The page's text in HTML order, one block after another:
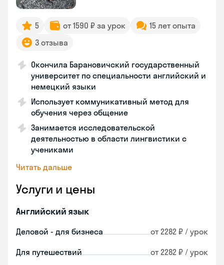
5 от 1590 ₽ за урок
15 лет опыта
3 отзыва
Окончила Барановичский государственный
университет по специальности английский и
немецкий языки
Использует коммуникативный метод для
обучения через общение
Занимается исследовательской
деятельностью в области лингвистики с
учениками
Читать дальше
Услуги и цены
Английский язык
Деловой - для бизнеса от 2282 ₽ / урок
Для путешествий от 2282 ₽ / урок